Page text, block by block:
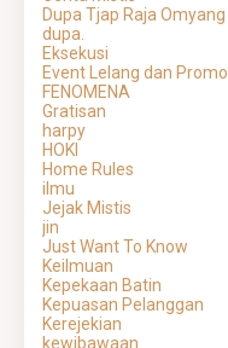
Dupa Tjap Raja Omyang
dupa.
Eksekusi
Event Lelang dan Promo
FENOMENA
Gratisan
harpy
HOKI
Home Rules
ilmu
Jejak Mistis
jin
Just Want To Know
Keilmuan
Kepekaan Batin
Kepuasan Pelanggan
Kerejekian
kewibawaan